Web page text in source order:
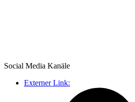
Social Media Kanäle
Externer Link: